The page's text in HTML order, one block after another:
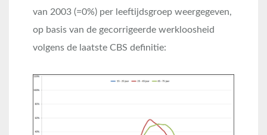
van 2003 (=0%) per leeftijdsgroep weergegeven,
op basis van de gecorrigeerde werkloosheid
volgens de laatste CBS definitie: